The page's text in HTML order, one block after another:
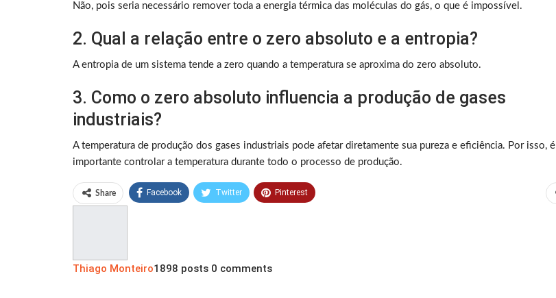
Não, pois seria necessário remover toda a energia térmica das moléculas do gás, o que é impossível.
2. Qual a relação entre o zero absoluto e a entropia?
A entropia de um sistema tende a zero quando a temperatura se aproxima do zero absoluto.
3. Como o zero absoluto influencia a produção de gases
industriais?
A temperatura de produção dos gases industriais pode afetar diretamente sua pureza e eficiência. Por isso, é
importante controlar a temperatura durante todo o processo de produção.
Share Facebook Twitter Pinterest
Thiago Monteiro1898 posts 0 comments